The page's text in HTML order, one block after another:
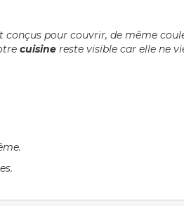
conçus pour couvrir, de même
cuisine reste visible car elle ne